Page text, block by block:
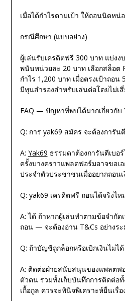
เมื่อได้กำไรตามเป้า ให้ถอนนิดหน่
กรณีศึกษา (แบบอย่าง)
ผู้เล่นรับเครดิตฟรี 300 บาท แบ่ง
พนันหน่วยละ 20 บาท เลือกสล็อต
กำไร 1,200 บาท เมื่อตรงเป้าถอน
มีทุนสำรองสำหรับเล่นต่อโดยไม่เ
FAQ — ปัญหาที่พบได้มากเกี่ยวกับ
Q: การ yak69 สมัคร จะต้องการัน
A: Yak69 ธรรมดาต้องการันตีเบอ
ครั้งบางคราวแพลตฟอร์มอาจขอเ
ประจำตัวประชาชนเมื่ออยากถอน
Q: yak69 เครดิตฟรี ถอนได้จริงไห
A: ได้ ถ้าหากผู้เล่นทำตามข้อจำกั
ถอน — จะต้องอ่าน T&Cs อย่างร
Q: ถ้าบัญชีถูกล็อกหรือเบิกเงินไม่ได้
A: ติดต่อฝ่ายสนับสนุนของแพลต
ตัวตน รวมทั้งเก็บบันทึกการติดต่อ
เกื้อกูล ควรจะพินิจพิเคราะห์ยื่นเ